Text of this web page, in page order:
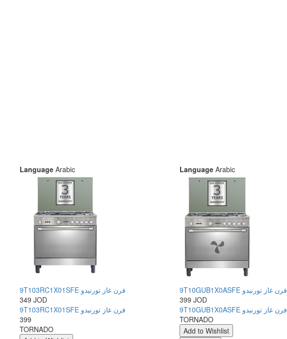
Language Arabic
9T103RC1X01SFE فرن غاز تورنيدو
349 JOD
9T103RC1X01SFE فرن غاز تورنيدو
399
TORNADO
Language Arabic
9T10GUB1X0ASFE فرن غاز تورنيدو
399 JOD
9T10GUB1X0ASFE فرن غاز تورنيدو
TORNADO